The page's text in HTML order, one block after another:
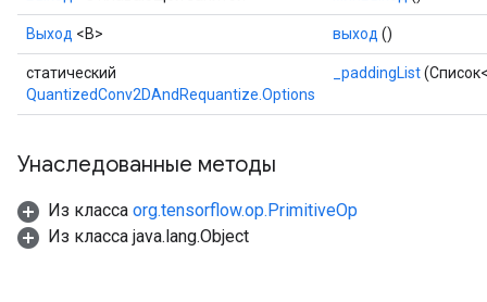
Выход <В> выход ()
статический
QuantizedConv2DAndRequantize.Options
_paddingList
Унаследованные методы
Из класса org.tensorflow.op.PrimitiveOp
Из класса java.lang.Object